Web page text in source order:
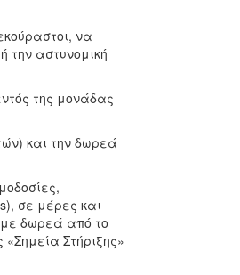
να
την αστυνομική
της μονάδας
και την δωρεά
σε μέρες και
με δωρεά από το
Στήριξης»